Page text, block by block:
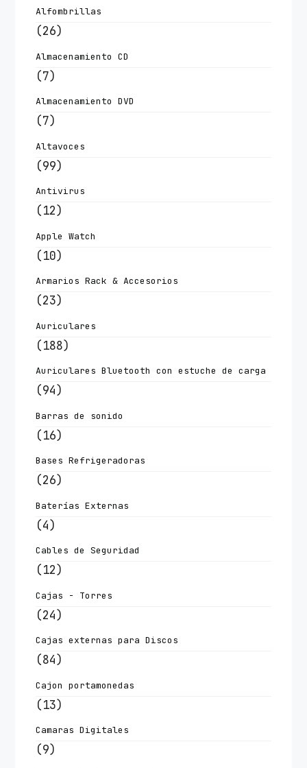
Alfombrillas
(26)
Almacenamiento CD
(7)
Almacenamiento DVD
(7)
Altavoces
(99)
Antivirus
(12)
Apple Watch
(10)
Armarios Rack & Accesorios
(23)
Auriculares
(188)
Auriculares Bluetooth con estuche de carga
(94)
Barras de sonido
(16)
Bases Refrigeradoras
(26)
Baterías Externas
(4)
Cables de Seguridad
(12)
Cajas - Torres
(24)
Cajas externas para Discos
(84)
Cajon portamonedas
(13)
Camaras Digitales
(9)